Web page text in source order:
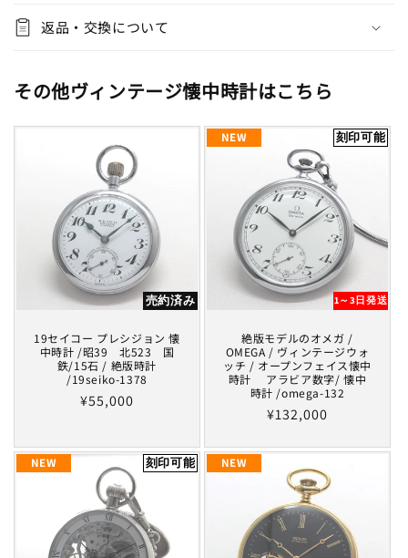
o
l
a
s
返品・交換について
その他ヴィンテージ懐中時計はこちら
売約済み
19セイコー プレシジョン 懐
中時計 /昭39 北523 国
鉄/15石 / 絶版時計
/19seiko-1378
Regular
¥55,000
NEW
1～3日発送
刻印可能
絶版モデルのオメガ /
OMEGA / ヴィンテージウォ
ッチ / オープンフェイス懐中
時計 アラビア数字/ 懐中
時計 /omega-132
Regular
¥132,000
NEW 刻印可能 NEW